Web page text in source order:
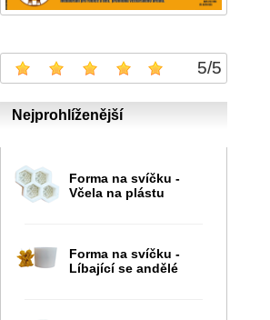
5/5
Nejprohlíženější
Forma na svíčku -
Včela na plástu
Forma na svíčku -
Líbající se andělé